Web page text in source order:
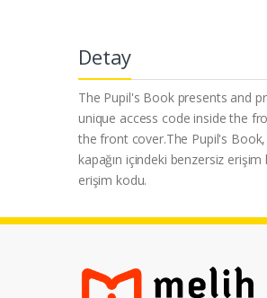
Detay
The Pupil's Book presents and
unique access code inside the
the front cover.The Pupil's Book,
kapağın içindeki benzersiz
erişim kodu.